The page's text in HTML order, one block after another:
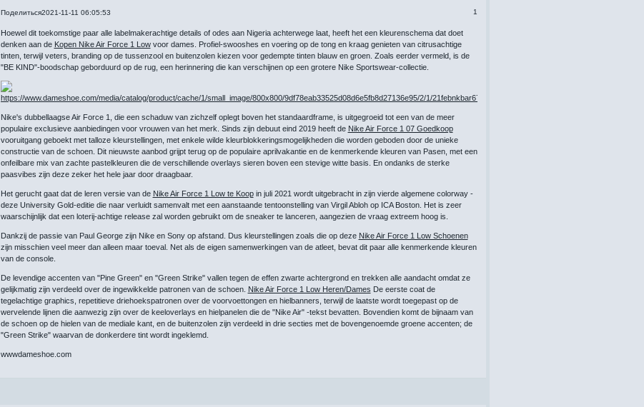
Поделиться 1
2021-11-11 06:05:53
Hoewel dit toekomstige paar alle labelmakerachtige details of odes aan Nigeria achterwege laat, heeft het een kleurenschema dat doet
denken aan de Kopen Nike Air Force 1 Lowvoor dames. Profiel-swooshes en voering op de tong en kraag genieten van citrusachtige
tinten, terwijl veters, branding op de tussenzool en buitenzolen kiezen voor gedempte tinten blauw en groen. Zoals eerder vermeld, is de
"BE KIND"-boodschap geborduurd op de rug, een herinnering die kan verschijnen op een grotere Nike Sportswear-collectie.
Nike's dubbellaagse Air Force 1, die een schaduw van zichzelf oplegt boven het standaardframe, is uitgegroeid tot een van de meer
populaire exclusieve aanbiedingen voor vrouwen van het merk. Sinds zijn debuut eind 2019 heeft de Nike Air Force 1 07 Goedkoop
vooruitgang geboekt met talloze kleurstellingen, met enkele wilde kleurblokkeringsmogelijkheden die worden geboden door de unieke
constructie van de schoen. Dit nieuwste aanbod grijpt terug op de populaire aprilvakantie en de kenmerkende kleuren van Pasen, met een
onfeilbare mix van zachte pastelkleuren die de verschillende overlays sieren boven een stevige witte basis. En ondanks de sterke
paasvibes zijn deze zeker het hele jaar door draagbaar.
Het gerucht gaat dat de leren versie van de Nike Air Force 1 Low te Koopin juli 2021 wordt uitgebracht in zijn vierde algemene colorway -
deze University Gold-editie die naar verluidt samenvalt met een aanstaande tentoonstelling van Virgil Abloh op ICA Boston. Het is zeer
waarschijnlijk dat een loterij-achtige release zal worden gebruikt om de sneaker te lanceren, aangezien de vraag extreem hoog is.
Dankzij de passie van Paul George zijn Nike en Sony op afstand. Dus kleurstellingen zoals die op deze Nike Air Force 1 Low Schoenen
zijn misschien veel meer dan alleen maar toeval. Net als de eigen samenwerkingen van de atleet, bevat dit paar alle kenmerkende kleuren
van de console.
De levendige accenten van "Pine Green" en "Green Strike" vallen tegen de effen zwarte achtergrond en trekken alle aandacht omdat ze
gelijkmatig zijn verdeeld over de ingewikkelde patronen van de schoen. Nike Air Force 1 Low Heren/Dames De eerste coat de
tegelachtige graphics, repetitieve driehoekspatronen over de voorvoettongen en hielbanners, terwijl de laatste wordt toegepast op de
wervelende lijnen die aanwezig zijn over de keeloverlays en hielpanelen die de "Nike Air" -tekst bevatten. Bovendien komt de bijnaam van
de schoen op de hielen van de mediale kant, en de buitenzolen zijn verdeeld in drie secties met de bovengenoemde groene accenten; de
"Green Strike" waarvan de donkerdere tint wordt ingeklemd.
wwwdameshoe.com